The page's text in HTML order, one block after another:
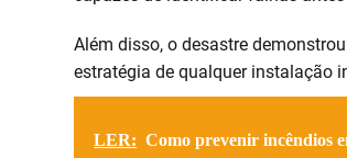
Além disso, o desastre
estratégia de qualquer instalação
LER: Como prevenir incêndios